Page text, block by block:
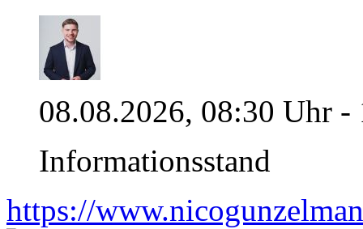
08.08.2026, 08:30 Uhr -
Informationsstand
https://